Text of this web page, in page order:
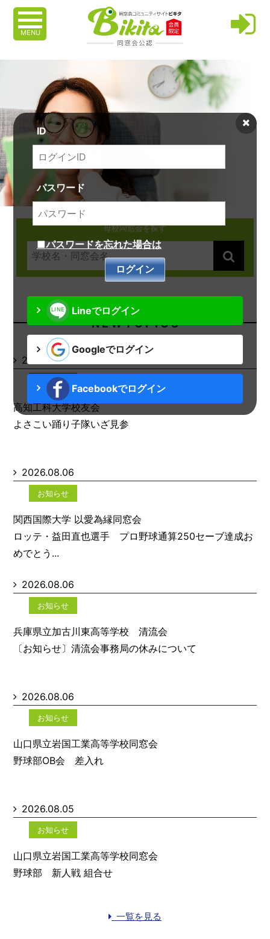
MENU
ID
パスワード
■パスワードを忘れた場合は
Lineでログイン
Googleでログイン
Facebookでログイン
母校同窓会を探す
N E W T O P I C S
2026.08.06
お知らせ
高知工科大学校友会
よさこい踊り子隊いざ見参
2026.08.06
お知らせ
関西国際大学 以愛為縁同窓会
ロッテ・益田直也選手 プロ野球通算250セーブ達成お
めでとう...
2026.08.06
お知らせ
兵庫県立加古川東高等学校 清流会
〔お知らせ〕清流会事務局の休みについて
2026.08.06
お知らせ
山口県立岩国工業高等学校同窓会
野球部OB会 差入れ
2026.08.05
お知らせ
山口県立岩国工業高等学校同窓会
野球部 新人戦 組合せ
一覧を見る